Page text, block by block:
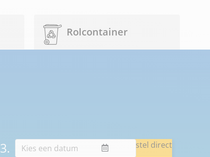
Rolcontainer
3. Bestel direct